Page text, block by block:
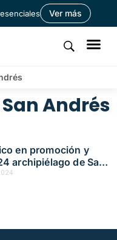
Ver más
Andrés
en promoción y
archipiélago de San
y Santa Catalina
educativa